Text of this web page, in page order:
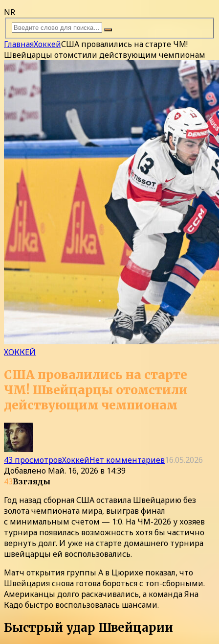
NR
ГлавнаяХоккейСША провалились на старте ЧМ!
Швейцарцы отомстили действующим чемпионам
ХОККЕЙ
США провалились на старте
ЧМ! Швейцарцы отомстили
действующим чемпионам
43 просмотровХоккейНет комментариев16.05.2026
Добавлено Май. 16, 2026 в 14:39
43Взгляды
Год назад сборная США оставила Швейцарию без
золота чемпионата мира, выиграв финал
с минимальным счетом — 1:0. На ЧМ-2026 у хозяев
турнира появилась возможность хотя бы частично
вернуть долг. И уже на старте домашнего турнира
швейцарцы ей воспользовались.
Матч открытия группы A в Цюрихе показал, что
Швейцария снова готова бороться с топ-сборными.
Американцы долго раскачивались, а команда Яна
Кадо быстро воспользовалась шансами.
Быстрый удар Швейцарии